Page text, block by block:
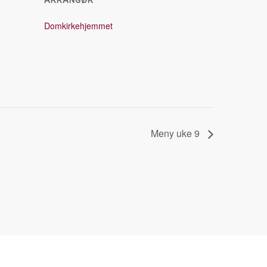
Domkirkehjemmet
Meny uke 9